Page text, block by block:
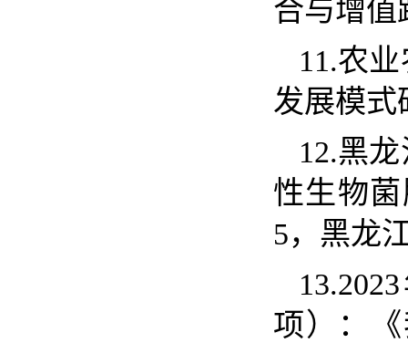
合与增值
11.农
发展模式
12.黑
性生物
5，黑龙
13.2023
项）：